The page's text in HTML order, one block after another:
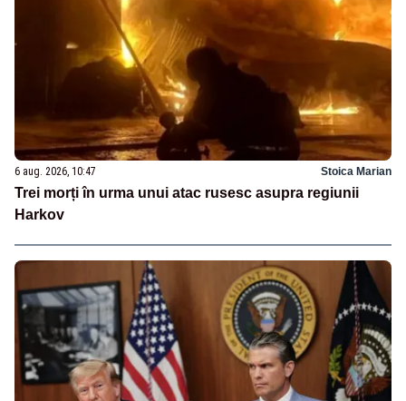
6 aug. 2026, 10:47 Stoica Marian
Trei morți în urma unui atac rusesc asupra regiunii
Harkov